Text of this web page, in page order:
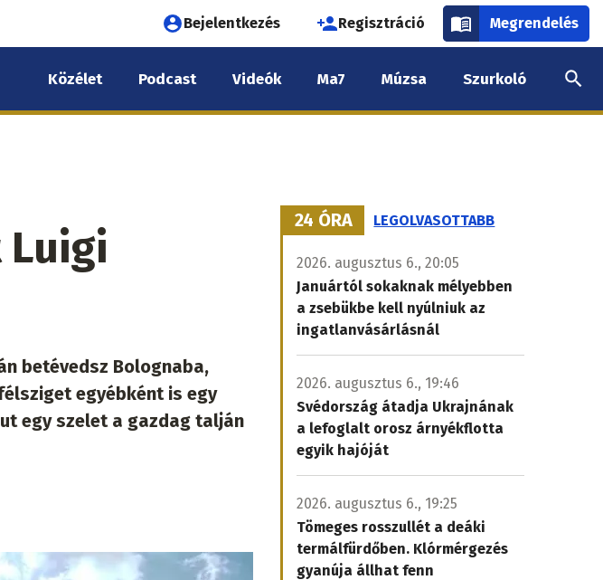
Felhasználói
fiók
menüje
Bejelentkezés Regisztráció Megrendelés
Közélet Podcast Videók Ma7 Múzsa Szurkoló
Luigi
betévedsz Bolognaba,
egyébként is egy
egy szelet a gazdag talján
24 ÓRA LEGOLVASOTTABB
2026. augusztus 6., 20:05
Januártól sokaknak mélyebben
a zsebükbe kell nyúlniuk az
ingatlanvásárlásnál
2026. augusztus 6., 19:46
Svédország átadja Ukrajnának
a lefoglalt orosz árnyékflotta
egyik hajóját
2026. augusztus 6., 19:25
Tömeges rosszullét a deáki
termálfürdőben. Klórmérgezés
gyanúja állhat fenn